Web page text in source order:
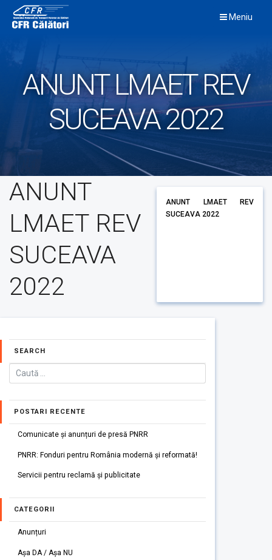
content
Meniu
ANUNT LMAET REV
SUCEAVA 2022
ANUNT
LMAET REV
SUCEAVA
2022
ANUNT LMAET REV
SUCEAVA 2022
SEARCH
POSTARI RECENTE
Comunicate și anunțuri de presă PNRR
PNRR: Fonduri pentru România modernă și reformată!
Servicii pentru reclamă și publicitate
CATEGORII
Anunțuri
Așa DA / Așa NU